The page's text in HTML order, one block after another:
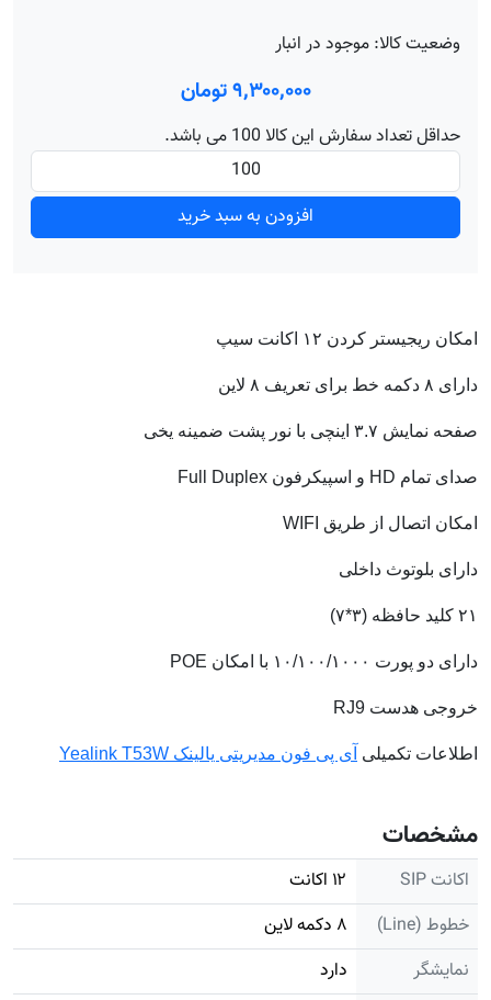
وضعیت کالا: موجود در انبار
۹٬۳۰۰٬۰۰۰ تومان
حداقل تعداد سفارش این کالا 100 می باشد.
افزودن به سبد خرید
امکان ریجیستر کردن ۱۲ اکانت سیپ
دارای ۸ دکمه خط برای تعریف ۸ لاین
صفحه نمایش ۳.۷ اینچی با نور پشت ضمینه یخی
صدای تمام HD و اسپیکرفون Full Duplex
امکان اتصال از طریق WIFI
دارای بلوتوث داخلی
۲۱ کلید حافظه (۳*۷)
دارای دو پورت ۱۰/۱۰۰/۱۰۰۰ با امکان POE
خروجی هدست RJ9
اطلاعات تکمیلی آی پی فون مدیریتی یالینک Yealink T53W
مشخصات
اکانت SIP
۱۲ اکانت
خطوط (Line)
۸ دکمه لاین
نمایشگر
دارد